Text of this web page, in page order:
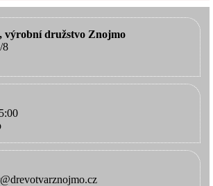
družstvo Znojmo
8